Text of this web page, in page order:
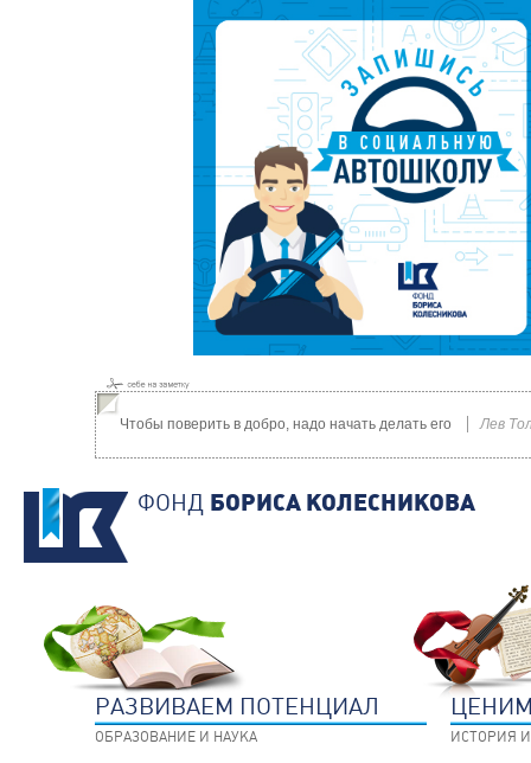
Чтобы поверить в добро, надо начать делать его Лев
ФОНД БОРИСА КОЛЕСНИКОВА
РАЗВИВАЕМ ПОТЕНЦИАЛ
ОБРАЗОВАНИЕ И НАУКА ИСТОРИЯ